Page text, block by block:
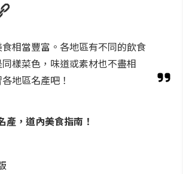
相當豐富。各地區有不同的飲食
樣菜色，味道或素材也不盡相
地區名產吧！
產，道內美食指南！